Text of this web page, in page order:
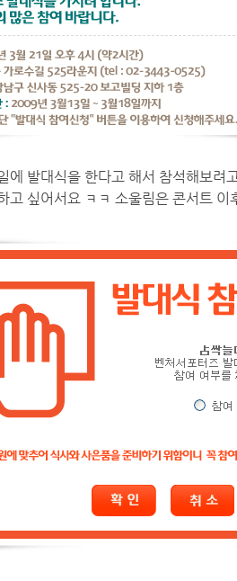
에 발대식을 한다고 해서 참석해보
고 싶어서요 ㅋㅋ 소울림은 콘서트